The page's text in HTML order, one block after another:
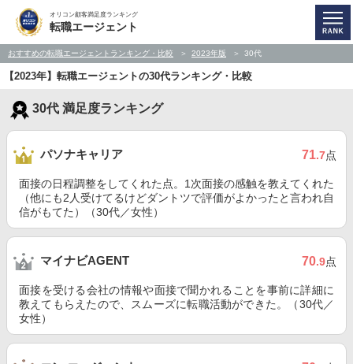
オリコン顧客満足度ランキング
転職エージェント
おすすめの転職エージェントランキング・比較 2023年版 30代
【2023年】転職エージェントの30代ランキング・比較
30代 満足度ランキング
パソナキャリア 71.7点
面接の日程調整をしてくれた点。1次面接の感触を教えてくれた
（他にも2人受けてるけどダントツで評価がよかったと言われ自
信がもてた）（30代／女性）
マイナビAGENT 70.9点
面接を受ける会社の情報や面接で聞かれることを事前に詳細に
教えてもらえたので、スムーズに転職活動ができた。（30代／
女性）